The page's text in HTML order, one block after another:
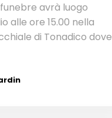
avrà luogo
alle ore 15.00 nella
di Tonadico dove